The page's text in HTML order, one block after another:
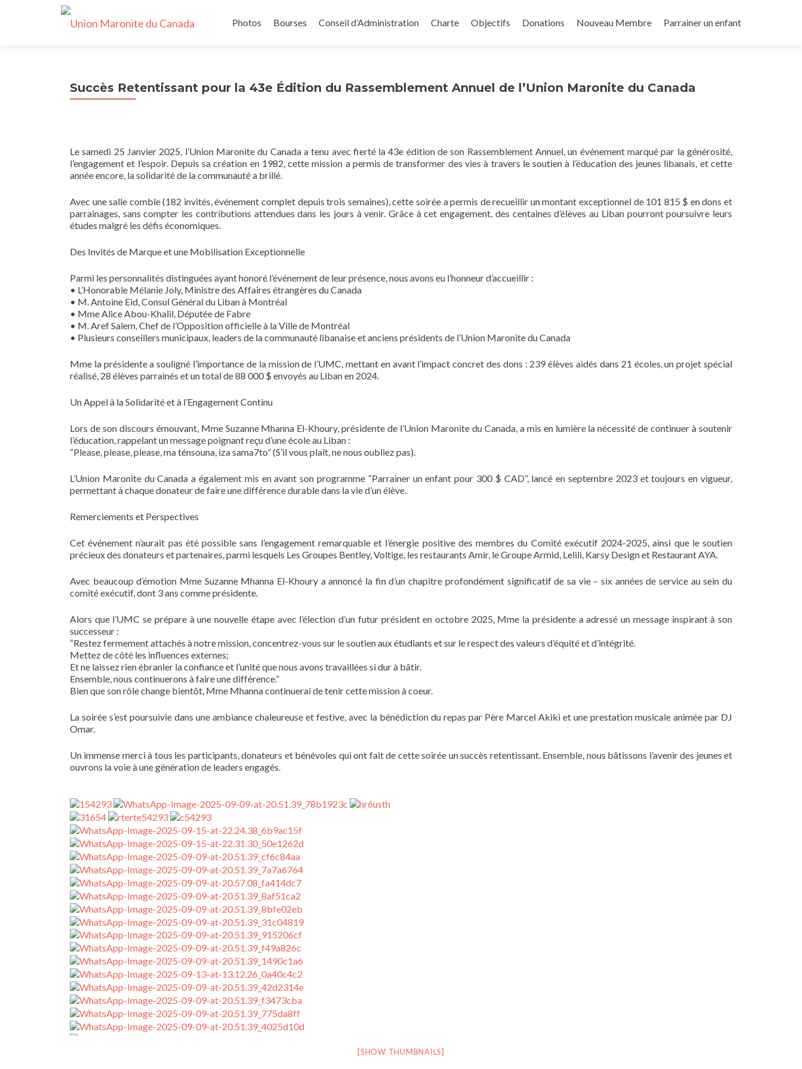
to
Photos Bourses Conseil d’Administration Charte Objectifs Donations Nouveau Membre Parrainer un enfant
Succès Retentissant pour la 43e Édition du Rassemblement Annuel de l’Union Maronite du Canada
Le samedi 25 Janvier 2025, l’Union Maronite du Canada a tenu avec fierté la 43e édition de son Rassemblement Annuel, un événement marqué par la générosité,
l’engagement et l’espoir. Depuis sa création en 1982, cette mission a permis de transformer des vies à travers le soutien à l’éducation des jeunes libanais, et cette
année encore, la solidarité de la communauté a brillé.
Avec une salle comble (182 invités, événement complet depuis trois semaines), cette soirée a permis de recueillir un montant exceptionnel de 101 815 $ en dons et
parrainages, sans compter les contributions attendues dans les jours à venir. Grâce à cet engagement, des centaines d’élèves au Liban pourront poursuivre leurs
études malgré les défis économiques.
Des Invités de Marque et une Mobilisation Exceptionnelle
Parmi les personnalités distinguées ayant honoré l’événement de leur présence, nous avons eu l’honneur d’accueillir :
• L’Honorable Mélanie Joly, Ministre des Affaires étrangères du Canada
• M. Antoine Eid, Consul Général du Liban à Montréal
• Mme Alice Abou-Khalil, Députée de Fabre
• M. Aref Salem, Chef de l’Opposition officielle à la Ville de Montréal
• Plusieurs conseillers municipaux, leaders de la communauté libanaise et anciens présidents de l’Union Maronite du Canada
Mme la présidente a souligné l’importance de la mission de l’UMC, mettant en avant l’impact concret des dons : 239 élèves aidés dans 21 écoles, un projet spécial
réalisé, 28 élèves parrainés et un total de 88 000 $ envoyés au Liban en 2024.
Un Appel à la Solidarité et à l’Engagement Continu
Lors de son discours émouvant, Mme Suzanne Mhanna El-Khoury, présidente de l’Union Maronite du Canada, a mis en lumière la nécessité de continuer à soutenir
l’éducation, rappelant un message poignant reçu d’une école au Liban :
“Please, please, please, ma ténsouna, iza sama7to” (S’il vous plaît, ne nous oubliez pas).
L’Union Maronite du Canada a également mis en avant son programme “Parrainer un enfant pour 300 $ CAD”, lancé en septembre 2023 et toujours en vigueur,
permettant à chaque donateur de faire une différence durable dans la vie d’un élève.
Remerciements et Perspectives
Cet événement n’aurait pas été possible sans l’engagement remarquable et l’énergie positive des membres du Comité exécutif 2024-2025, ainsi que le soutien
précieux des donateurs et partenaires, parmi lesquels Les Groupes Bentley, Voltige, les restaurants Amir, le Groupe Armid, Lelili, Karsy Design et Restaurant AYA.
Avec beaucoup d’émotion Mme Suzanne Mhanna El-Khoury a annoncé la fin d’un chapitre profondément significatif de sa vie – six années de service au sein du
comité exécutif, dont 3 ans comme présidente.
Alors que l’UMC se prépare à une nouvelle étape avec l’élection d’un futur président en octobre 2025, Mme la présidente a adressé un message inspirant à son
successeur :
“Restez fermement attachés à notre mission, concentrez-vous sur le soutien aux étudiants et sur le respect des valeurs d’équité et d’intégrité.
Mettez de côté les influences externes;
Et ne laissez rien ébranler la confiance et l’unité que nous avons travaillées si dur à bâtir.
Ensemble, nous continuerons à faire une différence.”
Bien que son rôle change bientôt, Mme Mhanna continuerai de tenir cette mission à coeur.
La soirée s’est poursuivie dans une ambiance chaleureuse et festive, avec la bénédiction du repas par Père Marcel Akiki et une prestation musicale animée par DJ
Omar.
Un immense merci à tous les participants, donateurs et bénévoles qui ont fait de cette soirée un succès retentissant. Ensemble, nous bâtissons l’avenir des jeunes et
ouvrons la voie à une génération de leaders engagés.
[SHOW THUMBNAILS]